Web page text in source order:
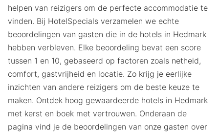
helpen van reizigers om de perfecte accommodatie te
vinden. Bij HotelSpecials verzamelen we echte
beoordelingen van gasten die in de hotels in Hedmark
hebben verbleven. Elke beoordeling bevat een score
tussen 1 en 10, gebaseerd op factoren zoals netheid,
comfort, gastvrijheid en locatie. Zo krijg je eerlijke
inzichten van andere reizigers om de beste keuze te
maken. Ontdek hoog gewaardeerde hotels in Hedmark
met kerst en boek met vertrouwen. Onderaan de
pagina vind je de beoordelingen van onze gasten over